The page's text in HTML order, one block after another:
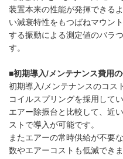
装置本来の性能が発揮できる
い減衰特性をもつばねマウン
する振動による測定値のバラ
す。
■初期導入/メンテナンス費用
初期導入/メンテナンスのコス
コイルスプリングを採用してい
エアー除振台と比較して、近
ストで導入が可能です。
またエアーの常時供給が不要
数やエアーコストも低減できま